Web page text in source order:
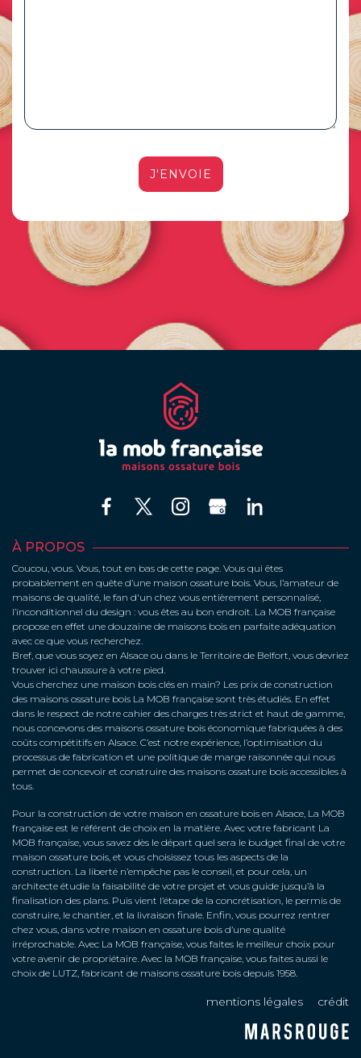
À PROPOS
Coucou, vous. Vous, tout en bas de cette page. Vous qui êtes
probablement en quête d’une maison ossature bois. Vous, l’amateur de
maisons de qualité, le fan d'un chez vous entièrement personnalisé,
l’inconditionnel du design : vous êtes au bon endroit. La MOB française
propose en effet une douzaine de maisons bois en parfaite adéquation
avec ce que vous recherchez.
Bref, que vous soyez en Alsace ou dans le Territoire de Belfort, vous devriez
trouver ici chaussure à votre pied.
Vous cherchez une maison bois clés en main? Les prix de construction
des maisons ossature bois La MOB française sont très étudiés. En effet
dans le respect de notre cahier des charges très strict et haut de gamme,
nous concevons des maisons ossature bois économique fabriquées à des
coûts compétitifs en Alsace. C’est notre expérience, l’optimisation du
processus de fabrication et une politique de marge raisonnée qui nous
permet de concevoir et construire des maisons ossature bois accessibles à
tous.
Pour la construction de votre maison en ossature bois en Alsace, La MOB
française est le référent de choix en la matière. Avec votre fabricant La
MOB française, vous savez dès le départ quel sera le budget final de votre
maison ossature bois, et vous choisissez tous les aspects de la
construction. La liberté n’empêche pas le conseil, et pour cela, un
architecte étudie la faisabilité de votre projet et vous guide jusqu’à la
finalisation des plans. Puis vient l’étape de la concrétisation, le permis de
construire, le chantier, et la livraison finale. Enfin, vous pourrez rentrer
chez vous, dans votre maison en ossature bois d’une qualité
irréprochable. Avec La MOB française, vous faites le meilleur choix pour
votre avenir de propriétaire. Avec la MOB française, vous faites aussi le
choix de LUTZ, fabricant de maisons ossature bois depuis 1958.
mentions légales crédit